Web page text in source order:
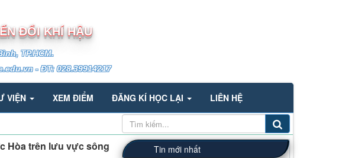
ĐỔI KHÍ HẬU
TP.HCM.
- ĐT: 028.39914217
VIỆN XEM ĐIỂM ĐĂNG KÍ HỌC LẠI LIÊN HỆ
Hòa trên lưu vực sông
Tin mới nhất